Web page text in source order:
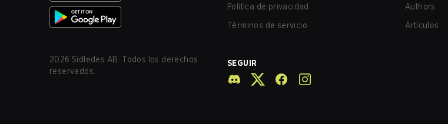
2026 Sidledes AB. Todos los derechos
reservados.
Política de privacidad
Términos de servicio
SEGUIR
Authors
Artículos